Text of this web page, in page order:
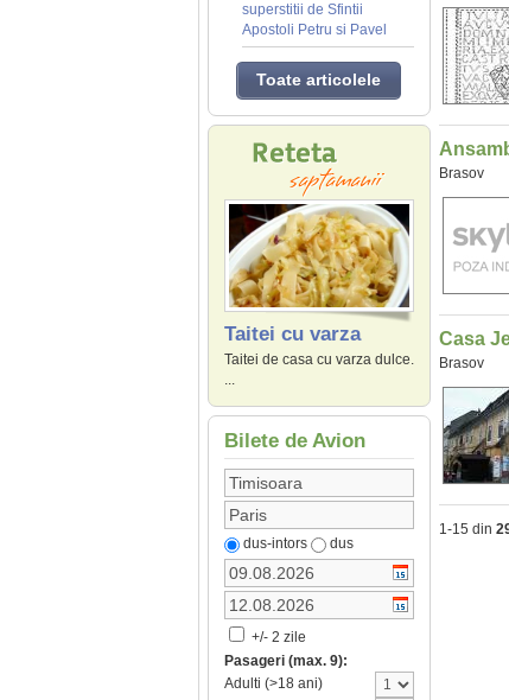
superstitii de Sfintii
Apostoli Petru si Pavel
Toate articolele
Taitei cu varza
Taitei de casa cu varza dulce.
...
Bilete de Avion
dus-intors dus
+/- 2 zile
Pasageri (max. 9):
Adulti (>18 ani)
Brasov
Casa
Brasov
1-15 din